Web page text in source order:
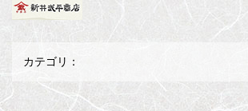
カテゴリ：